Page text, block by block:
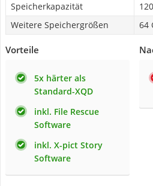
Speicherkapazität
Weitere Speichergrößen
64
Vorteile
5x härter als
Standard-XQD
inkl. File Rescue
Software
inkl. X-pict Story
Software